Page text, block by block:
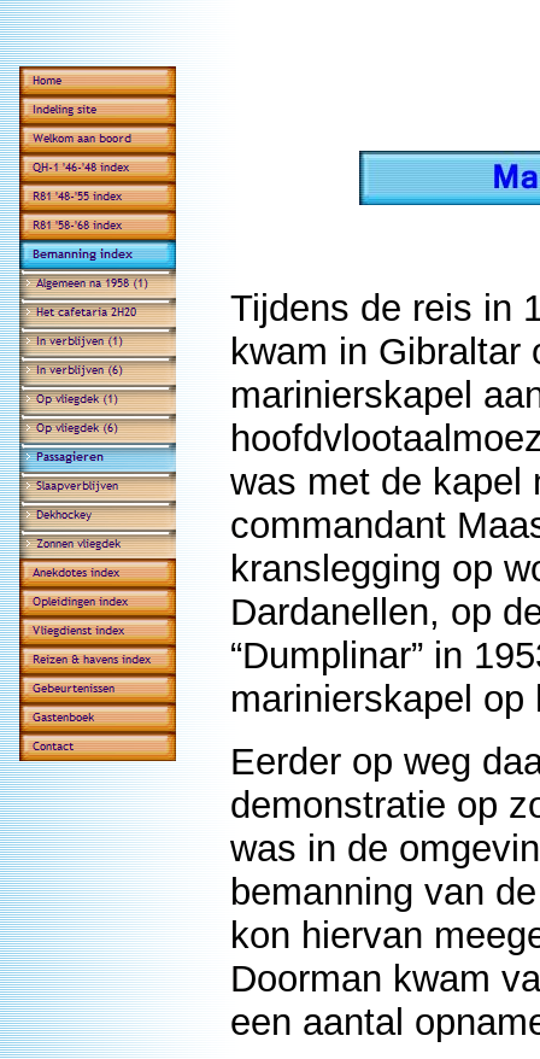
Tijdens de reis in
kwam in Gibraltar
marinierskapel
was met de kapel
commandant
kranslegging op
Dardanellen, op
“Dumplinar” in
marinierskapel op
Eerder op weg
demonstratie op
was in de
bemanning van
kon hiervan
Doorman kwam
een aantal